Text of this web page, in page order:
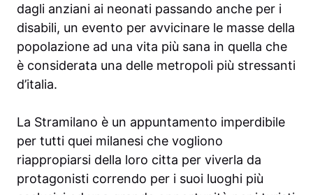
dagli anziani ai neonati passando anche per i
disabili, un evento per avvicinare le masse della
popolazione ad una vita più sana in quella che
è considerata una delle metropoli più stressanti
d’italia.
La Stramilano è un appuntamento imperdibile
per tutti quei milanesi che vogliono
riappropiarsi della loro citta per viverla da
protagonisti correndo per i suoi luoghi più